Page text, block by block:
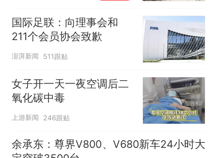
国际足联：向理事会和
211个会员协会致歉
澎湃新闻 511跟贴
女子开一天一夜空调后二
氧化碳中毒
上游新闻 246跟贴
余承东：尊界V800、V680新车24小时大